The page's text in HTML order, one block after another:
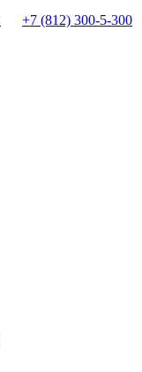
+7 (812) 300-5-300